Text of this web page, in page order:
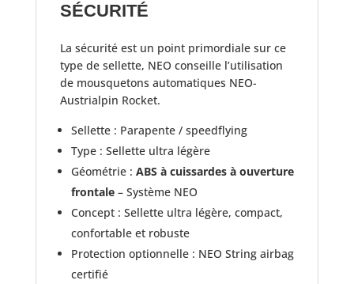
SÉCURITÉ
La sécurité est un point primordiale sur ce
type de sellette, NEO conseille l’utilisation
de mousquetons automatiques NEO-
Austrialpin Rocket.
Sellette : Parapente / speedflying
Type : Sellette ultra légère
Géométrie : ABS à cuissardes à ouverture
frontale– Système NEO
Concept : Sellette ultra légère, compact,
confortable et robuste
Protection optionnelle : NEO String airbag
certifié